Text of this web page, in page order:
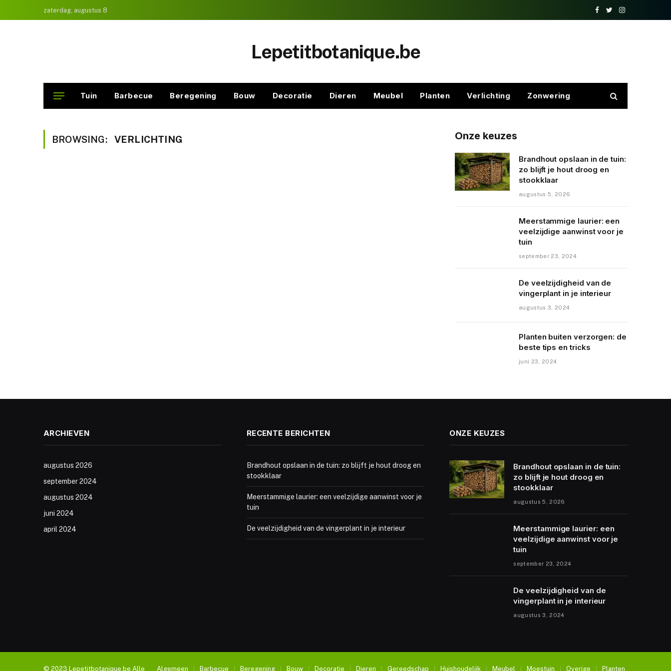
zaterdag, augustus 8
Facebook
TwitterInstagram
Lepetitbotanique.be
Tuin Barbecue Beregening Bouw Decoratie Dieren Meubel Planten Verlichting Zonwering
BROWSING: VERLICHTING Onze keuzes
Brandhout opslaan in de tuin:
zo blijft je hout droog en
stookklaar
augustus 5, 2026
Meerstammige laurier: een
veelzijdige aanwinst voor je
tuin
september 23, 2024
De veelzijdigheid van de
vingerplant in je interieur
augustus 3, 2024
Planten buiten verzorgen: de
beste tips en tricks
juni 23, 2024
ARCHIEVEN
augustus 2026
september 2024
augustus 2024
juni 2024
april 2024
RECENTE BERICHTEN
Brandhout opslaan in de tuin: zo blijft je hout droog en
stookklaar
Meerstammige laurier: een veelzijdige aanwinst voor je
tuin
De veelzijdigheid van de vingerplant in je interieur
ONZE KEUZES
Brandhout opslaan in de tuin:
zo blijft je hout droog en
stookklaar
augustus 5, 2026
Meerstammige laurier: een
veelzijdige aanwinst voor je
tuin
september 23, 2024
De veelzijdigheid van de
vingerplant in je interieur
augustus 3, 2024
© 2023 Lepetitbotanique.be Alle Algemeen Barbecue Beregening Bouw Decoratie Dieren Gereedschap Huishoudelijk Meubel Moestuin Overige Planten